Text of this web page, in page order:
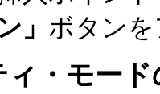
」 ボタン
・モード